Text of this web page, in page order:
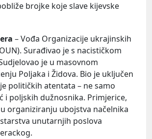
brojke koje slave kijevske
– Vođa Organizacije ukrajinskih
Surađivao je s nacističkom
je u masovnom
Poljaka i Židova. Bio je uključen
političkih atentata – ne samo
i poljskih dužnosnika. Primjerice,
organiziranju ubojstva načelnika
unutarnjih poslova